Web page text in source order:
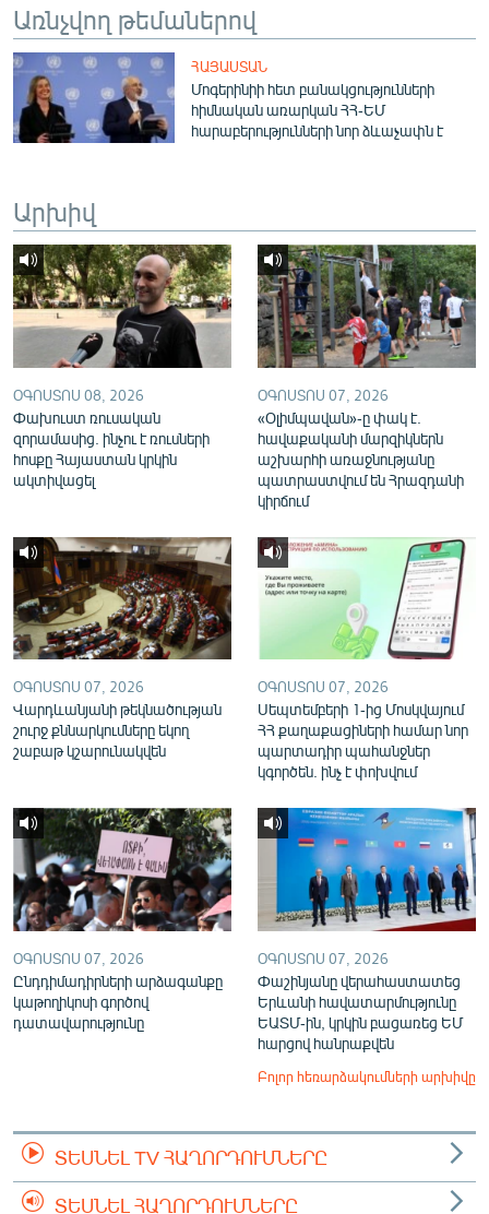
ՏԵՍԱՆՅՈՒԹԵՐ
ԲԱՆԱՎԵՃ
ՁԳՏԵԼՈՎ ԼԱՎԱԳՈՒՅՆԻՆ
Հայերեն
English
Русский
ՀԵՏԵՎԵՔ ՄԵԶ
«Ազատության» բոլոր կայքերը
Առնչվող թեմաներով
ՀԱՅԱՍՏԱՆ
Մոգերինիի հետ բանակցությունների
հիմնական առարկան ՀՀ-ԵՄ
հարաբերությունների նոր ձևաչափն է
Արխիվ
ՕԳՈՍՏՈՍ 08, 2026
Փախուստ ռուսական
զորամասից. ինչու է ռուսների
հոսքը Հայաստան կրկին
ակտիվացել
ՕԳՈՍՏՈՍ 07, 2026
«Օլիմպավան»-ը փակ է.
հավաքականի մարզիկներն
աշխարհի առաջնությանը
պատրաստվում են Հրազդանի
կիրճում
ՕԳՈՍՏՈՍ 07, 2026
Վարդևանյանի թեկնածության
շուրջ քննարկումները եկող
շաբաթ կշարունակվեն
ՕԳՈՍՏՈՍ 07, 2026
Սեպտեմբերի 1-ից Մոսկվայում
ՀՀ քաղաքացիների համար նոր
պարտադիր պահանջներ
կգործեն. ինչ է փոխվում
ՕԳՈՍՏՈՍ 07, 2026
Ընդդիմադիրների արձագանքը
կաթողիկոսի գործով
դատավարությունը
ՕԳՈՍՏՈՍ 07, 2026
Փաշինյանը վերահաստատեց
Երևանի հավատարմությունը
ԵԱՏՄ-ին, կրկին բացառեց ԵՄ
հարցով հանրաքվեն
Բոլոր հեռարձակումների արխիվը
ՏԵՍՆԵԼ TV ՀԱՂՈՐԴՈՒՄՆԵՐԸ
ՏԵՍՆԵԼ ՀԱՂՈՐԴՈՒՄՆԵՐԸ